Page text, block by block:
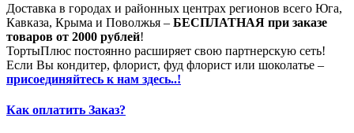
Доставка в городах и районных центрах регионов всего Юга,
Кавказа, Крыма и Поволжья – БЕСПЛАТНАЯ при заказе
товаров от 2000 рублей!
ТортыПлюс постоянно расширяет свою партнерскую сеть!
Если Вы кондитер, флорист, фуд флорист или шоколатье –
присоединяйтесь к нам здесь..!
Как оплатить Заказ?